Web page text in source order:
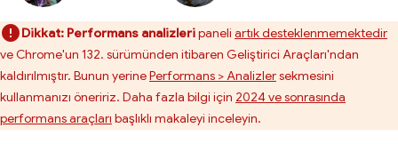
Dikkat: Performans analizleripaneli artık desteklenmemektedir
ve Chrome'un 132. sürümünden itibaren Geliştirici Araçları'ndan
kaldırılmıştır. Bunun yerinePerformans > Analizlersekmesini
kullanmanızı öneririz. Daha fazla bilgi için 2024 ve sonrasında
performans araçları başlıklı makaleyi inceleyin.